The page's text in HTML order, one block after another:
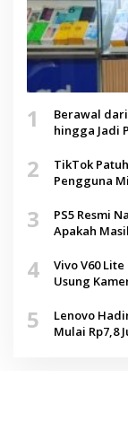
1
Berawal
hingga Jadi
2
TikTok
Pengguna
3
PS5 Resmi
Apakah
4
Vivo V60
Usung
5
Lenovo
Mulai Rp7,8